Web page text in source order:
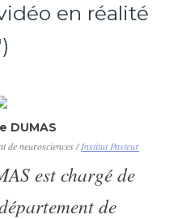
en réalité
DUMAS
de neurosciences /Institut Pasteur
est chargé de
de